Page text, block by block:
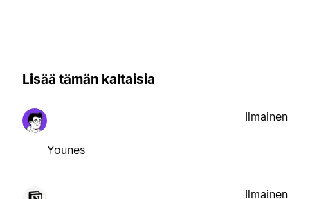
Lisää tämän kaltaisia
Younes
Ilmainen
Ilmainen